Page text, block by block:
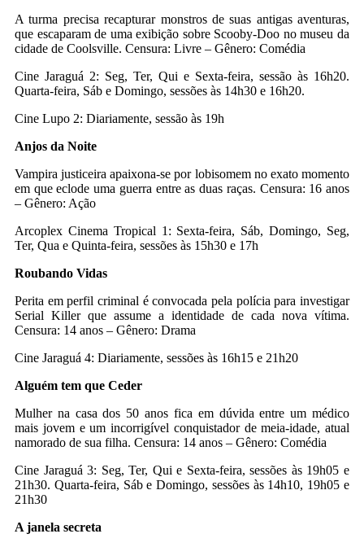
A turma precisa recapturar monstros de suas antigas aventuras,
que escaparam de uma exibição sobre Scooby-Doo no museu da
cidade de Coolsville. Censura: Livre – Gênero: Comédia
Cine Jaraguá 2: Seg, Ter, Qui e Sexta-feira, sessão às 16h20.
Quarta-feira, Sáb e Domingo, sessões às 14h30 e 16h20.
Cine Lupo 2: Diariamente, sessão às 19h
Anjos da Noite
Vampira justiceira apaixona-se por lobisomem no exato momento
em que eclode uma guerra entre as duas raças. Censura: 16 anos
– Gênero: Ação
Arcoplex Cinema Tropical 1: Sexta-feira, Sáb, Domingo, Seg,
Ter, Qua e Quinta-feira, sessões às 15h30 e 17h
Roubando Vidas
Perita em perfil criminal é convocada pela polícia para investigar
Serial Killer que assume a identidade de cada nova vítima.
Censura: 14 anos – Gênero: Drama
Cine Jaraguá 4: Diariamente, sessões às 16h15 e 21h20
Alguém tem que Ceder
Mulher na casa dos 50 anos fica em dúvida entre um médico
mais jovem e um incorrigível conquistador de meia-idade, atual
namorado de sua filha. Censura: 14 anos – Gênero: Comédia
Cine Jaraguá 3: Seg, Ter, Qui e Sexta-feira, sessões às 19h05 e
21h30. Quarta-feira, Sáb e Domingo, sessões às 14h10, 19h05 e
21h30
A janela secreta